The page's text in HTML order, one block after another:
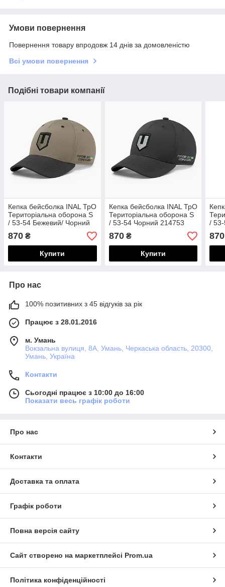
Умови повернення
Повернення товару впродовж 14 днів за домовленістю
Всі умови повернення
Подібні товари компанії
Кепка бейсболка INAL ТрО
Територіальна оборона S
/ 53-54 Бежевий/ Чорний
221053
870 ₴
Купити
Кепка бейсболка INAL ТрО
Територіальна оборона S
/ 53-54 Чорний 214753
870₴
Купити
/
870
Про нас
100% позитивних з 45 відгуків за рік
Працює з 28.01.2016
м. Умань
Вокзальна вулиця, 8А, Умань, Черкаська область, 20300,
Умань, Україна
Контакти
Сьогодні працює з 10:00 до 16:00
Показати весь графік роботи
Про нас
Контакти
Доставка та оплата
Графік роботи
Повна версія сайту
Сайт створено на маркетплейсі Prom.ua
Політика конфіденційності